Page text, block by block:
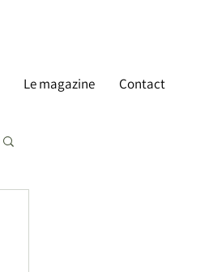
Le magazine Contact